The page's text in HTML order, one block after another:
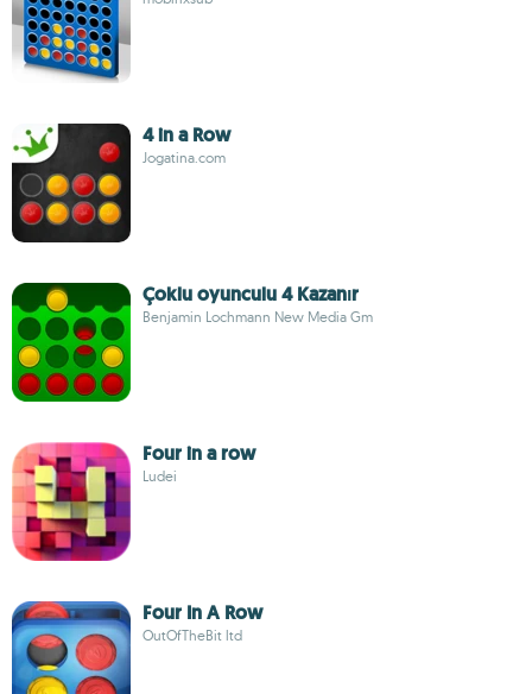
4 in a Row
Jogatina.com
Çoklu oyunculu 4 Kazanır
Benjamin Lochmann New Media Gm
Four in a row
Ludei
Four In A Row
OutOfTheBit ltd